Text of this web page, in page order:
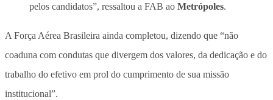
pelos candidatos”, ressaltou a FAB ao Metrópoles.
A Força Aérea Brasileira ainda completou, dizendo que “não
coaduna com condutas que divergem dos valores, da dedicação e do
trabalho do efetivo em prol do cumprimento de sua missão
institucional”.